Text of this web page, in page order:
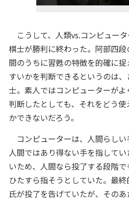
こうして、人類vs.コンピュー
棋士が勝利に終わった。阿部四
間のうちに習甦の特徴を的確に
すいかを判断できるというのは
士。素人ではコンピューターが
判断したとしても、それをどう
かできないだろう。
コンピューターは、人間らし
人間ではあり得ない手を指して
いため、人間なら投了する段階
ひたすら指そうとしていた。最
氏が投了を告げていたが、その